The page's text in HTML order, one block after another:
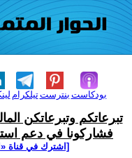
تيلكرامبنترست بودكاست
تبرعاتكم وتبرعاتكن
فشاركونا في دعم
[اشترك في قناة